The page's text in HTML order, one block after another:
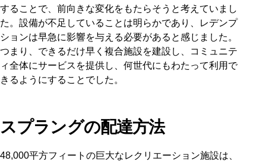
することで、前向きな変化をもたらそうと考えていまし
た。設備が不足していることは明らかであり、レデンプ
ションは早急に影響を与える必要があると感じました。
つまり、できるだけ早く複合施設を建設し、コミュニテ
ィ全体にサービスを提供し、何世代にもわたって利用で
きるようにすることでした。
スプラングの配達方法
48,000平方フィートの巨大なレクリエーション施設は、